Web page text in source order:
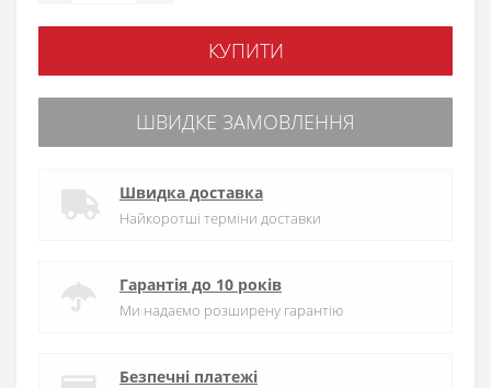
КУПИТИ
ШВИДКЕ ЗАМОВЛЕННЯ
Швидка доставка
Найкоротші терміни доставки
Гарантія до 10 років
Ми надаємо розширену гарантію
Безпечні платежі